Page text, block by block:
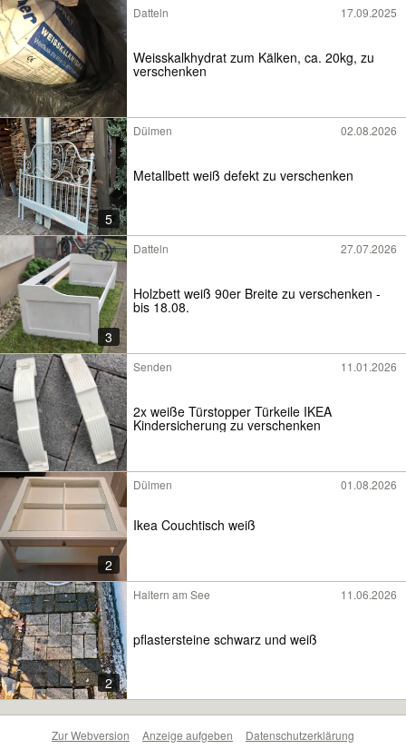
Datteln 17.09.2025
Weisskalkhydrat zum Kälken, ca. 20kg, zu
verschenken
5
Dülmen 02.08.2026
Metallbett weiß defekt zu verschenken
3
Datteln 27.07.2026
Holzbett weiß 90er Breite zu verschenken -
bis 18.08.
Senden 11.01.2026
2x weiße Türstopper Türkeile IKEA
Kindersicherung zu verschenken
2
Dülmen 01.08.2026
Ikea Couchtisch weiß
2
Haltern am See 11.06.2026
pflastersteine schwarz und weiß
Zur Webversion Anzeige aufgeben Datenschutzerklärung